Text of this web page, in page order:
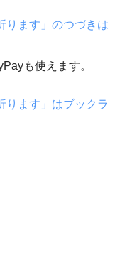
ります」のつづきは
も使えます。
ります」はブックラ